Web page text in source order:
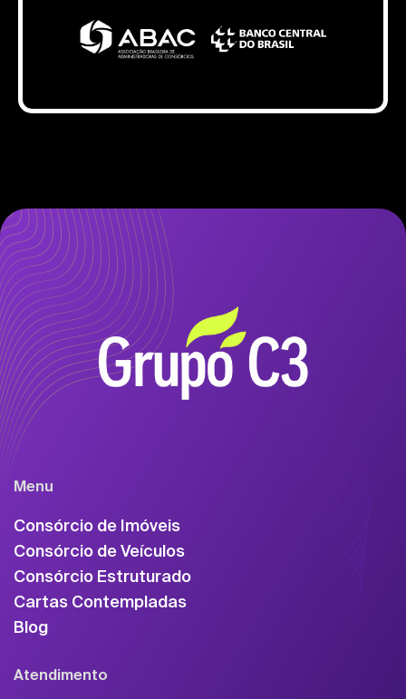
Menu
Consórcio de Imóveis
Consórcio de Veículos
Consórcio Estruturado
Cartas Contempladas
Blog
Atendimento